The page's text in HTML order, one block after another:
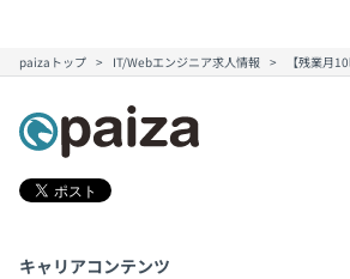
paizaトップ IT/Webエンジニア求人情報 【残業月
キャリアコンテンツ